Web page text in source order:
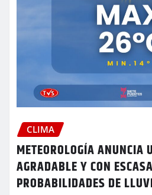
CLIMA
METEOROLOGÍA ANUNCIA
AGRADABLE Y CON
PROBABILIDADES DE